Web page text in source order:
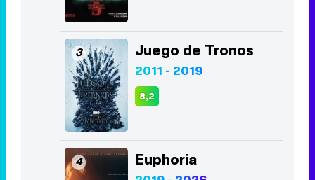
8,4
2 Stranger Things
8,3